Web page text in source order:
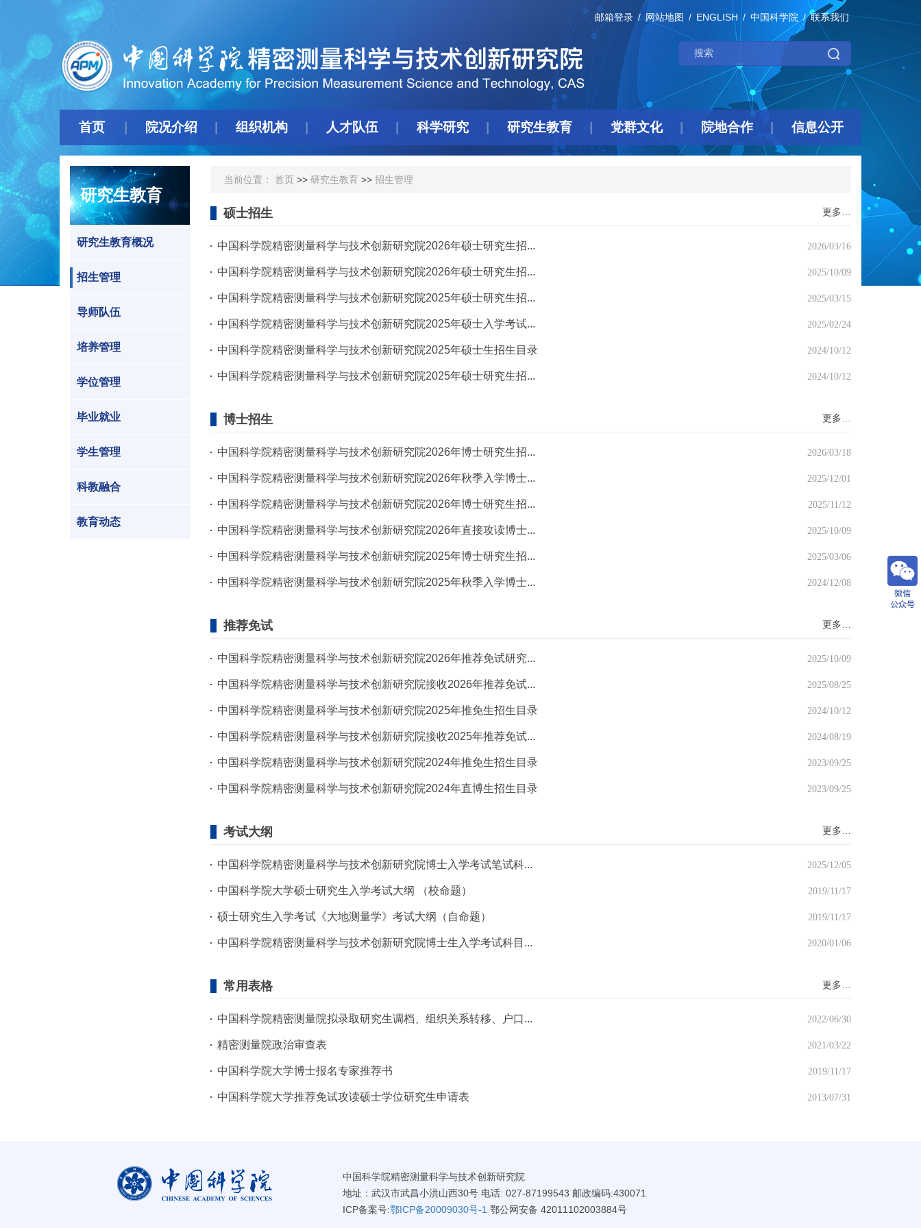
邮箱登录 网站地图 ENGLISH 中国科学院 联系我们
首页 院况介绍 组织机构 人才队伍 科学研究 研究生教育 党群文化 院地合作 信息公开
研究生教育
研究生教育概况
招生管理
导师队伍
培养管理
学位管理
毕业就业
学生管理
科教融合
教育动态
当前位置： 首页 >> 研究生教育 >> 招生管理
硕士招生 更多…
中国科学院精密测量科学与技术创新研究院2026年硕士研究生招... 2026/03/16
中国科学院精密测量科学与技术创新研究院2026年硕士研究生招... 2025/10/09
中国科学院精密测量科学与技术创新研究院2025年硕士研究生招... 2025/03/15
中国科学院精密测量科学与技术创新研究院2025年硕士入学考试... 2025/02/24
中国科学院精密测量科学与技术创新研究院2025年硕士生招生目录 2024/10/12
中国科学院精密测量科学与技术创新研究院2025年硕士研究生招... 2024/10/12
博士招生 更多…
中国科学院精密测量科学与技术创新研究院2026年博士研究生招... 2026/03/18
中国科学院精密测量科学与技术创新研究院2026年秋季入学博士... 2025/12/01
中国科学院精密测量科学与技术创新研究院2026年博士研究生招... 2025/11/12
中国科学院精密测量科学与技术创新研究院2026年直接攻读博士... 2025/10/09
中国科学院精密测量科学与技术创新研究院2025年博士研究生招... 2025/03/06
中国科学院精密测量科学与技术创新研究院2025年秋季入学博士... 2024/12/08
推荐免试 更多…
中国科学院精密测量科学与技术创新研究院2026年推荐免试研究... 2025/10/09
中国科学院精密测量科学与技术创新研究院接收2026年推荐免试... 2025/08/25
中国科学院精密测量科学与技术创新研究院2025年推免生招生目录 2024/10/12
中国科学院精密测量科学与技术创新研究院接收2025年推荐免试... 2024/08/19
中国科学院精密测量科学与技术创新研究院2024年推免生招生目录 2023/09/25
中国科学院精密测量科学与技术创新研究院2024年直博生招生目录 2023/09/25
考试大纲 更多…
中国科学院精密测量科学与技术创新研究院博士入学考试笔试科... 2025/12/05
中国科学院大学硕士研究生入学考试大纲 （校命题） 2019/11/17
硕士研究生入学考试《大地测量学》考试大纲（自命题） 2019/11/17
中国科学院精密测量科学与技术创新研究院博士生入学考试科目... 2020/01/06
常用表格 更多…
中国科学院精密测量院拟录取研究生调档、组织关系转移、户口... 2022/06/30
精密测量院政治审查表 2021/03/22
中国科学院大学博士报名专家推荐书 2019/11/17
中国科学院大学推荐免试攻读硕士学位研究生申请表 2013/07/31
中国科学院精密测量科学与技术创新研究院
地址：武汉市武昌小洪山西30号 电话: 027-87199543 邮政编码:430071
ICP备案号:鄂ICP备20009030号-1 鄂公网安备 42011102003884号